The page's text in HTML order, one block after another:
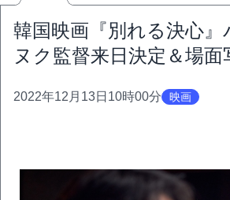
韓国映画『別れる決心』
ヌク監督来日決定＆場面
2022年12月13日10時00分 映画